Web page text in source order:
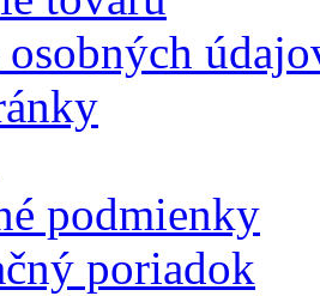
osobných
podmienky
poriadok